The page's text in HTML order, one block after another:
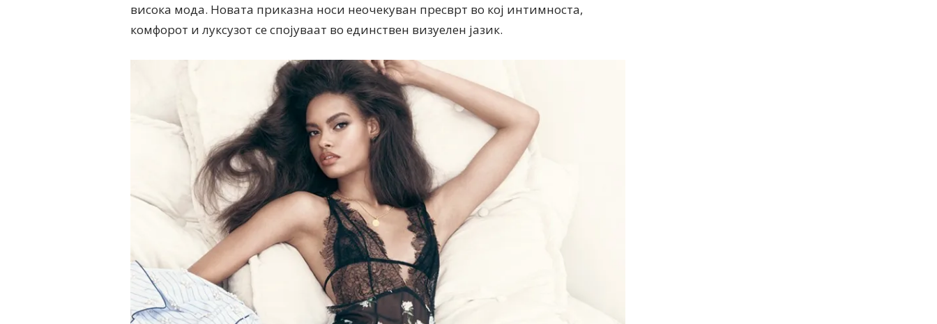
висока мода. Новата приказна носи неочекуван пресврт во кој интимноста,
комфорот и луксузот се спојуваат во единствен визуелен јазик.